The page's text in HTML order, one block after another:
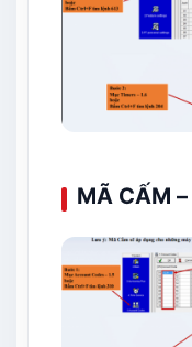
MÃ CẤM